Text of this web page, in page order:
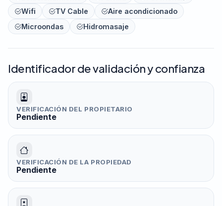
Wifi
TV Cable
Aire acondicionado
Microondas
Hidromasaje
Identificador de validación y confianza
VERIFICACIÓN DEL PROPIETARIO
Pendiente
VERIFICACIÓN DE LA PROPIEDAD
Pendiente